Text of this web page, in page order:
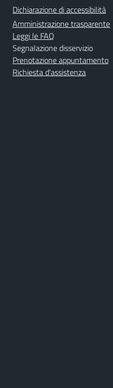
Dichiarazione di accessibilità
Amministrazione trasparente
Leggi le FAQ
Segnalazione disservizio
Prenotazione appuntamento
Richiesta d'assistenza